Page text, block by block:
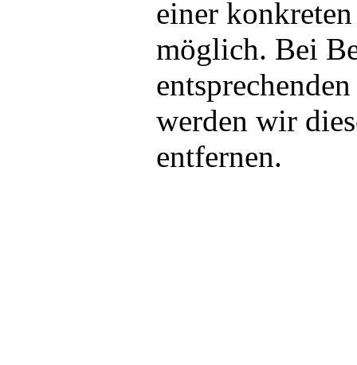
einer
möglich. Bei
werden wir
entfernen.